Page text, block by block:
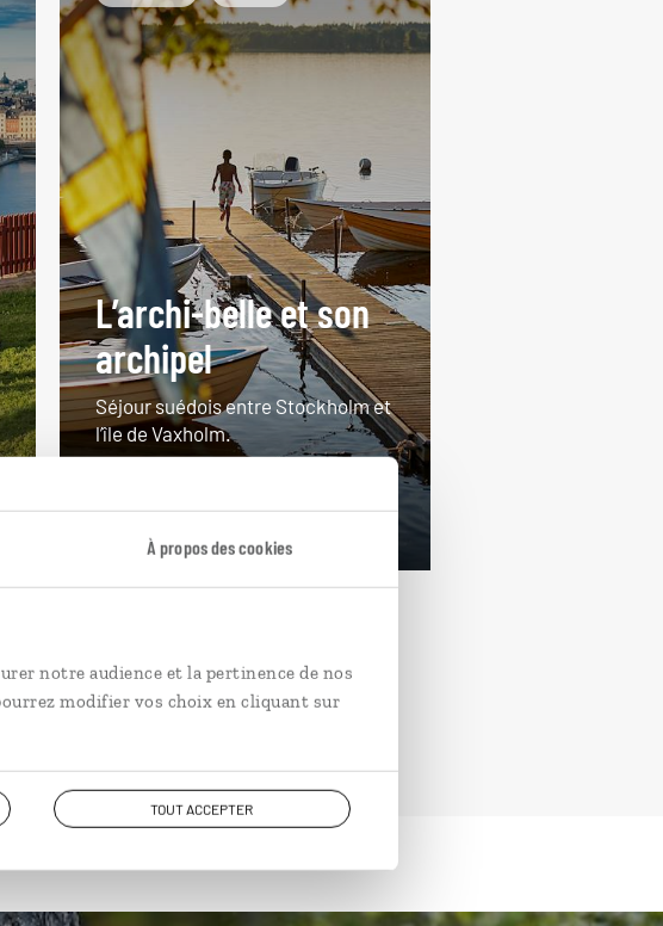
À propos des cookies
notre audience et la pertinence de nos
modifier vos choix en cliquant sur
TOUT ACCEPTER
L’archi-belle et son
archipel
Séjour suédois entre Stockholm et
l’île de Vaxholm.
à partir de 1150€